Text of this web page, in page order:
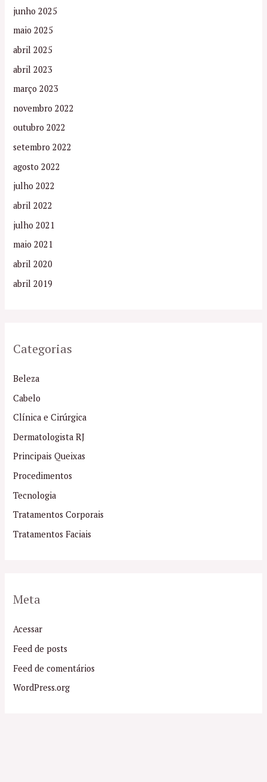
junho 2025
maio 2025
abril 2025
abril 2023
março 2023
novembro 2022
outubro 2022
setembro 2022
agosto 2022
julho 2022
abril 2022
julho 2021
maio 2021
abril 2020
abril 2019
Categorias
Beleza
Cabelo
Clínica e Cirúrgica
Dermatologista RJ
Principais Queixas
Procedimentos
Tecnologia
Tratamentos Corporais
Tratamentos Faciais
Meta
Acessar
Feed de posts
Feed de comentários
WordPress.org